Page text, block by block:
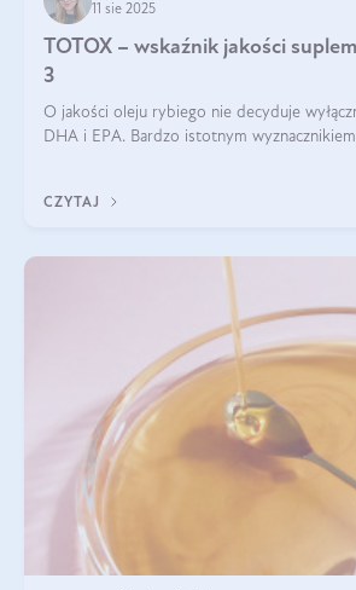
11 sie 2025
TOTOX – wskaźnik jakości
3
O jakości oleju rybiego nie decyduje
DHA i EPA. Bardzo istotnym
CZYTAJ